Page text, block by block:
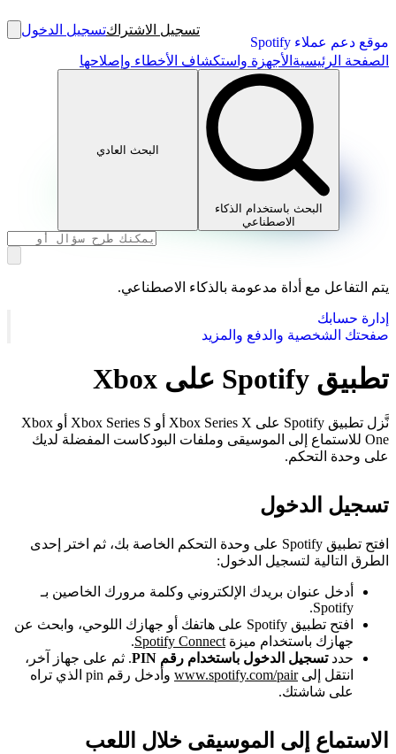
موقع دعم عملاء Spotify
تسجيل الاشتراكتسجيل الدخول
الصفحة الرئيسية الأجهزة واستكشاف الأخطاء وإصلاحها
البحث باستخدام الذكاء
الاصطناعي
البحث العادي
يتم التفاعل مع أداة مدعومة بالذكاء الاصطناعي.
إدارة حسابك
صفحتك الشخصية والدفع والمزيد
تطبيق Spotify على Xbox
نَّزل تطبيق Spotify على Xbox Series X أو Xbox Series S أو Xbox
One للاستماع إلى الموسيقى وملفات البودكاست المفضلة لديك
على وحدة التحكم.
تسجيل الدخول
افتح تطبيق Spotify على وحدة التحكم الخاصة بك، ثم اختر إحدى
الطرق التالية لتسجيل الدخول:
أدخل عنوان بريدك الإلكتروني وكلمة مرورك الخاصين بـ
Spotify.
افتح تطبيق Spotify على هاتفك أو جهازك اللوحي، وابحث عن
جهازك باستخدام ميزة Spotify Connect
.
حددتسجيل الدخول باستخدام رقم PIN
. ثم على جهاز آخر،
انتقل إلىwww.spotify.com/pair
وأدخل رقم pin الذي تراه
على شاشتك.
الاستماع إلى الموسيقى خلال اللعب